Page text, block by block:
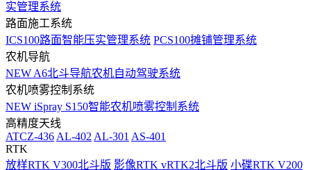
实管理系统
路面施工系统
ICS100路面智能压实管理系统 PCS100摊铺管理系统
农机导航
NEW A6北斗导航农机自动驾驶系统
农机喷雾控制系统
NEW iSpray S150智能农机喷雾控制系统
高精度天线
ATCZ-436 AL-402 AL-301 AS-401
RTK
放样RTK V300北斗版 影像RTK vRTK2北斗版 小碟RTK V200